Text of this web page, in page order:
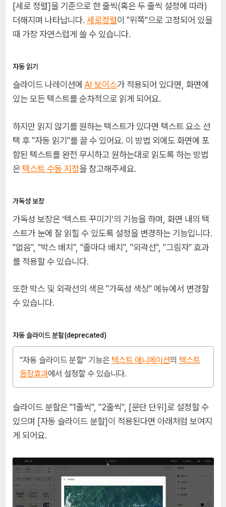
[세로 정렬]을 기준으로 한 줄씩(혹은 두 줄씩 설정에 따라)
더해지며 나타납니다. 세로정렬이 "위쪽"으로 고정되어 있을
때 가장 자연스럽게 쓸 수 있습니다.
자동 읽기
슬라이드 나레이션에 AI 보이스가 적용되어 있다면, 화면에
있는 모든 텍스트를 순차적으로 읽게 되어요.
하지만 읽지 않기를 원하는 텍스트가 있다면 텍스트 요소 선
택 후 "자동 읽기"를 끌 수 있어요. 이 방법 외에도 화면에 포
함된 텍스트를 완전 무시하고 원하는대로 읽도록 하는 방법
은 텍스트 수동 지정을 참고해주세요.
가독성 보장
가독성 보장은 ‘텍스트 꾸미기’의 기능을 하며, 화면 내의 텍
스트가 눈에 잘 읽힐 수 있도록 설정을 변경하는 기능입니다.
"없음", "박스 배치", "줄마다 배치", "외곽선", "그림자" 효과
를 적용할 수 있습니다.
또한 박스 및 외곽선의 색은 "가독성 색상" 메뉴에서 변경할
수 있습니다.
자동 슬라이드 분할(deprecated)
"자동 슬라이드 분할" 기능은 텍스트 애니메이션의 텍스트
등장효과에서 설정할 수 있습니다.
슬라이드 분할은 "1줄씩", "2줄씩", [문단 단위]로 설정할 수
있으며 [자동 슬라이드 분할]이 적용된다면 아래처럼 보여지
게 되어요.